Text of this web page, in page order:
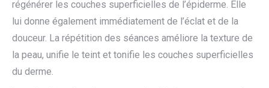
régénérer les couches superficielles de l’épiderme. Elle
lui donne également immédiatement de l’éclat et de la
douceur. La répétition des séances améliore la texture de
la peau, unifie le teint et tonifie les couches superficielles
du derme.